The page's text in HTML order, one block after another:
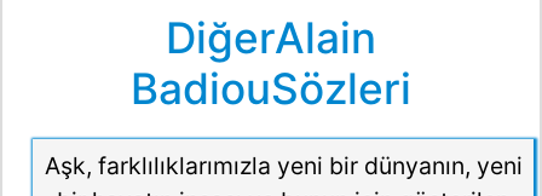
DiğerAlain
BadiouSözleri
Aşk, farklılıklarımızla yeni bir dünyanın, yeni